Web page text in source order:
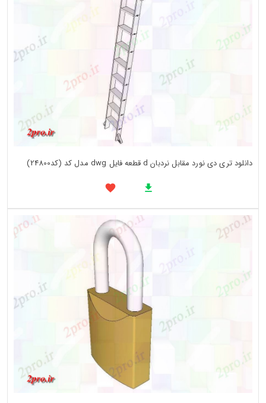
دانلود تری دی نورد مقابل نردبان d قطعه فایل dwg مدل کد (کد24800)